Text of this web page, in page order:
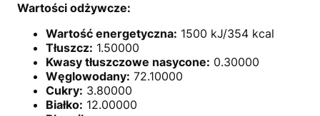
Wartości odżywcze:
Wartość energetyczna: 1500 kJ/354 kcal
Tłuszcz: 1.50000
Kwasy tłuszczowe nasycone: 0.30000
Węglowodany: 72.10000
Cukry: 3.80000
Białko: 12.00000